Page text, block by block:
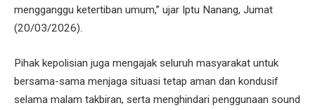
mengganggu ketertiban umum,” ujar Iptu Nanang, Jumat
(20/03/2026).
Pihak kepolisian juga mengajak seluruh masyarakat untuk
bersama-sama menjaga situasi tetap aman dan kondusif
selama malam takbiran, serta menghindari penggunaan sound